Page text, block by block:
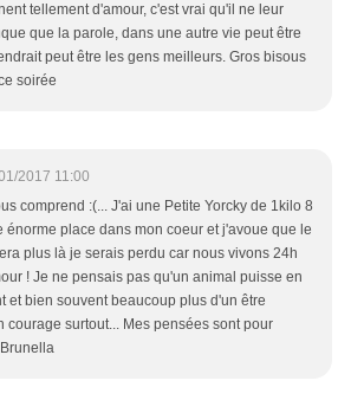
tellement d'amour, c'est vrai qu'il ne leur
que la parole, dans une autre vie peut être
peut être les gens meilleurs. Gros bisous
soirée
2017 11:00
comprend :(... J'ai une Petite Yorcky de 1kilo 8
énorme place dans mon coeur et j'avoue que le
plus là je serais perdu car nous vivons 24h
! Je ne pensais pas qu'un animal puisse en
et bien souvent beaucoup plus d'un être
courage surtout... Mes pensées sont pour